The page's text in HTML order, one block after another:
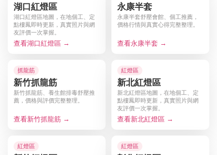
湖口紅燈區
湖口紅燈區地圖，在地個工、定
點樓鳳即時更新，真實照片與網
友評價一次掌握。
查看湖口紅燈區 →
永康半套
永康半套舒壓會館、個工推薦，
價格行情與真實心得完整整理。
查看永康半套 →
抓龍筋
新竹抓龍筋
新竹抓龍筋、養生館排毒舒壓推
薦，價格與評價完整整理。
查看新竹抓龍筋 →
紅燈區
新北紅燈區
新北紅燈區地圖，在地個工、定
點樓鳳即時更新，真實照片與網
友評價一次掌握。
查看新北紅燈區 →
紅燈區 紅燈區